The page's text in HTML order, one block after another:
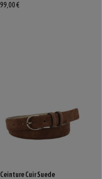
99,00 €
Ceinture Cuir Suede